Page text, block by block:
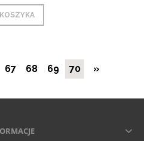
67 68 69 70 »